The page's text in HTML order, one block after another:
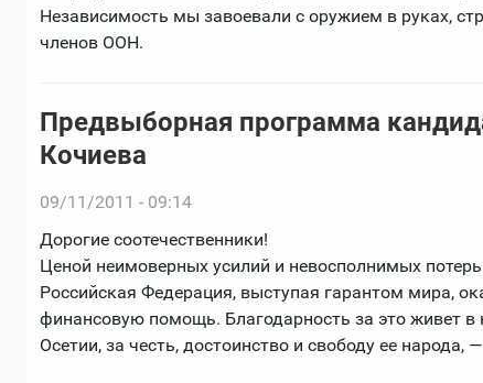
Независимость мы завоевали с оружием в руках,
членов ООН.
Предвыборная программа
Кочиева
09/11/2011 - 09:14
Дорогие соотечественники!
Ценой неимоверных усилий и невосполнимых
Российская Федерация, выступая гарантом мира,
финансовую помощь. Благодарность за это живет
Осетии, за честь, достоинство и свободу ее народа,